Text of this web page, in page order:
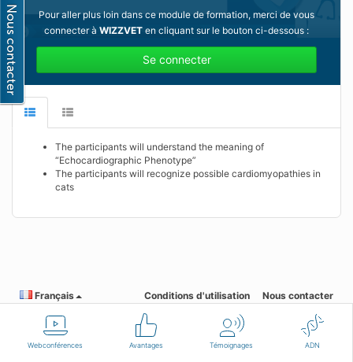
Webconférences Avantages Témoignages ADN
Pour aller plus loin dans ce module de formation, merci de vous
connecter à WIZZVET en cliquant sur le bouton ci-dessous :
Se connecter
The participants will understand the meaning of
“Echocardiographic Phenotype”
The participants will recognize possible cardiomyopathies in
cats
Français Conditions d'utilisation Nous contacter